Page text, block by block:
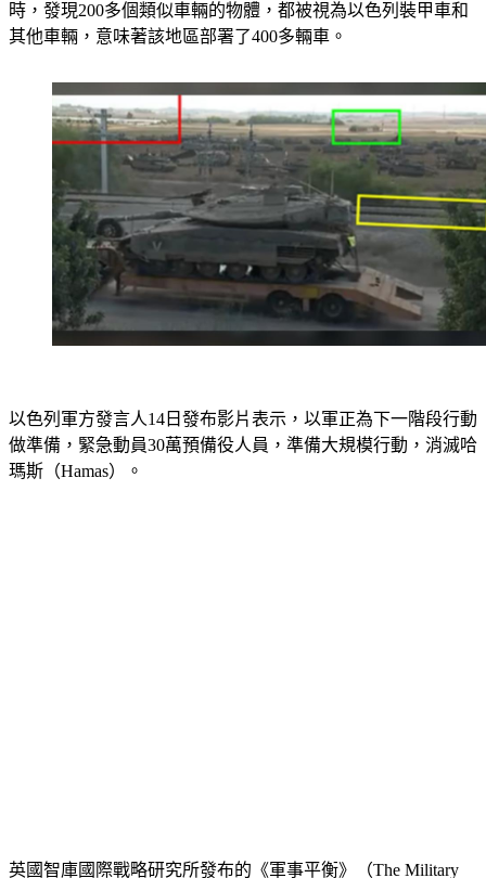
1.5公里處。日媒在檢查行星實驗室在同一地點拍攝的影像
時，發現200多個類似車輛的物體，都被視為以色列裝甲車和
以色列軍方發言人14日發布影片表示，以軍正為下一階段行動
做準備，緊急動員30萬預備役人員，準備大規模行動，消滅哈